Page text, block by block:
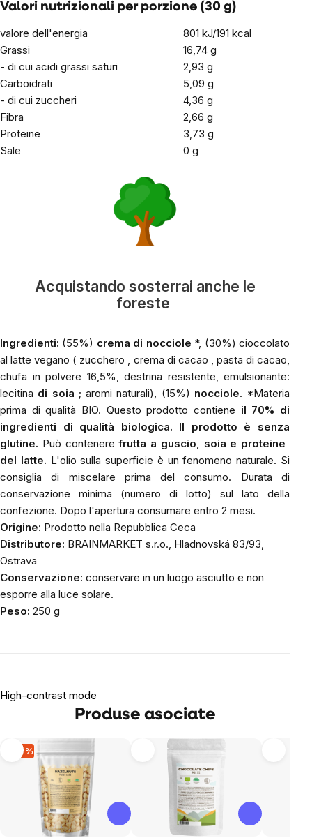
Valori nutrizionali per porzione (30 g)
valore dell'energia
801 kJ/191 kcal
Grassi
16,74 g
- di cui acidi grassi saturi
2,93 g
Carboidrati
5,09 g
- di cui zuccheri
4,36 g
Fibra
2,66 g
Proteine
3,73 g
Sale
0 g
Acquistando sosterrai anche le
foreste
Ingredienti: (55%) crema di nocciole *, (30%) cioccolato
al latte vegano ( zucchero , crema di cacao , pasta di cacao,
chufa in polvere 16,5%, destrina resistente, emulsionante:
lecitina di soia ; aromi naturali), (15%) nocciole. *Materia
prima di qualità BIO. Questo prodotto contiene il 70% di
ingredienti di qualità biologica. Il prodotto è senza
glutine. Può contenerefrutta a guscio, soia e proteine ​​
del latte. L'olio sulla superficie è un fenomeno naturale. Si
consiglia di miscelare prima del consumo. Durata di
conservazione minima (numero di lotto) sul lato della
confezione. Dopo l'apertura consumare entro 2 mesi.
Origine: Prodotto nella Repubblica Ceca
Distributore: BRAINMARKET s.r.o., Hladnovská 83/93,
Ostrava
Conservazione: conservare in un luogo asciutto e non
esporre alla luce solare.
Peso: 250 g
High-contrast mode
Produse asociate
-20 %